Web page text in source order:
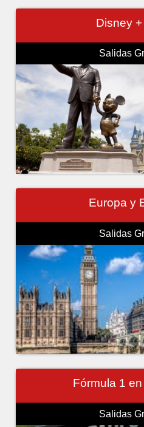
Disney
Salidas
Europa y
Salidas
Fórmula 1
Salidas